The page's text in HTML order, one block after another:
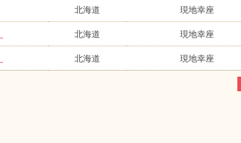
北海道 現地幸座
北海道 現地幸座
北海道 現地幸座